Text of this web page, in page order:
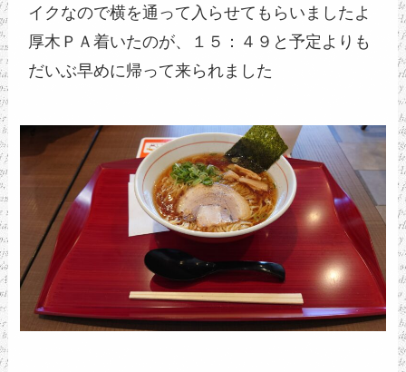
イクなので横を通って入らせてもらいましたよ
厚木ＰＡ着いたのが、１５：４９と予定よりも
だいぶ早めに帰って来られました